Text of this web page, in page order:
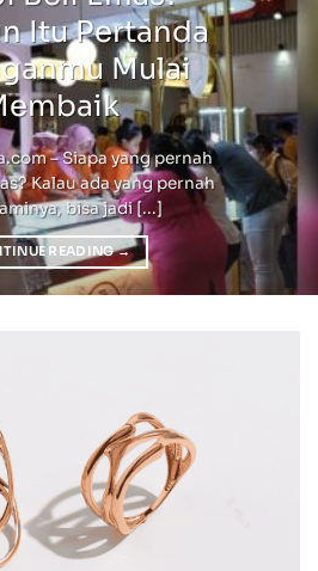
Itu Pertanda
Mulai
– Siapa yang pernah
Kalau ada yang pernah
bisa jadi [...]
READING→